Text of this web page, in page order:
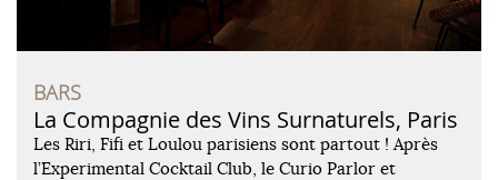
BARS
La Compagnie des Vins Surnaturels, Paris
Les Riri, Fifi et Loulou parisiens sont partout ! Après
l’Experimental Cocktail Club, le Curio Parlor et